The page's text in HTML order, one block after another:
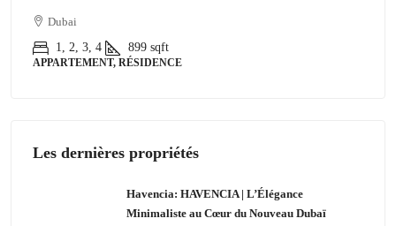
Dubai
1, 2, 3, 4
899 sqft
APPARTEMENT, RÉSIDENCE
Les dernières propriétés
Havencia: HAVENCIA | L’Élégance
Minimaliste au Cœur du Nouveau Dubaï